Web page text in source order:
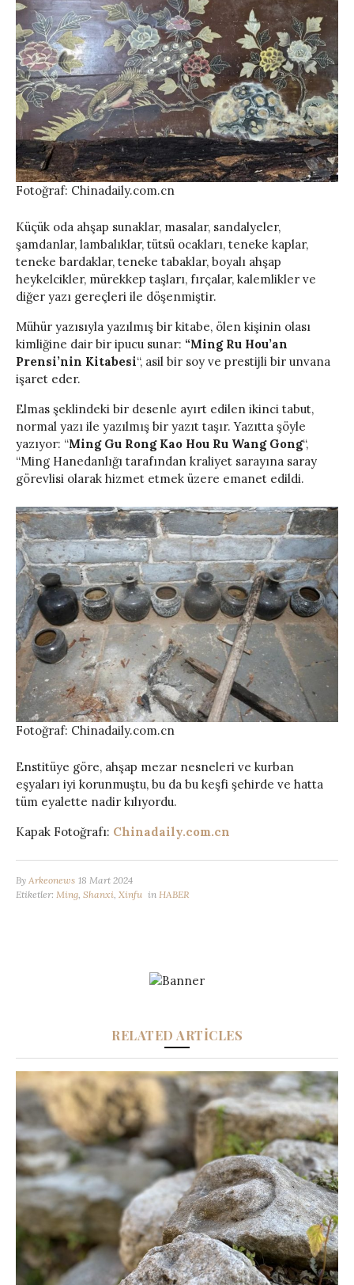
Fotoğraf: Chinadaily.com.cn
Küçük oda ahşap sunaklar, masalar, sandalyeler,
şamdanlar, lambalıklar, tütsü ocakları, teneke kaplar,
teneke bardaklar, teneke tabaklar, boyalı ahşap
heykelcikler, mürekkep taşları, fırçalar, kalemlikler ve
diğer yazı gereçleri ile döşenmiştir.
Mühür yazısıyla yazılmış bir kitabe, ölen kişinin olası
kimliğine dair bir ipucu sunar: “Ming Ru Hou’an
Prensi’nin Kitabesi“, asil bir soy ve prestijli bir unvana
işaret eder.
Elmas şeklindeki bir desenle ayırt edilen ikinci tabut,
normal yazı ile yazılmış bir yazıt taşır. Yazıtta şöyle
yazıyor: “Ming Gu Rong Kao Hou Ru Wang Gong“,
“Ming Hanedanlığı tarafından kraliyet sarayına saray
görevlisi olarak hizmet etmek üzere emanet edildi.
Fotoğraf: Chinadaily.com.cn
Enstitüye göre, ahşap mezar nesneleri ve kurban
eşyaları iyi korunmuştu, bu da bu keşfi şehirde ve hatta
tüm eyalette nadir kılıyordu.
Kapak Fotoğrafı: Chinadaily.com.cn
By Arkeonews 18 Mart 2024
Etiketler: Ming, Shanxi, Xinfu in HABER
RELATED ARTICLES